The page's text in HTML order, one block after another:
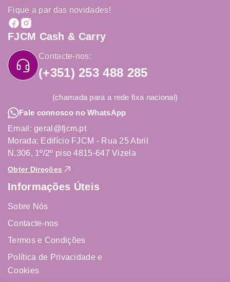
Fique a par das novidades!
FJCM Cash & Carry
Contacte-nos:
(+351) 253 488 285
(chamada para a rede fixa nacional)
Fale connosco no WhatsApp
Email: geral@fjcm.pt
Morada: Edifício FJCM - Rua 25 Abril
N.306, 1º/2º piso 4815-647 Vizela
Obter Direções
Informações Úteis
Sobre Nós
Contacte-nos
Termos e Condições
Política de Privacidade e
Cookies